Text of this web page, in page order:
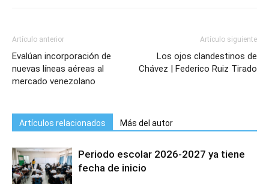
Artículo anterior
Evalúan incorporación de
nuevas líneas aéreas al
mercado venezolano
Artículo siguiente
Los ojos clandestinos de
Chávez | Federico Ruiz Tirado
Artículos relacionados Más del autor
Periodo escolar 2026-2027 ya tiene
fecha de inicio